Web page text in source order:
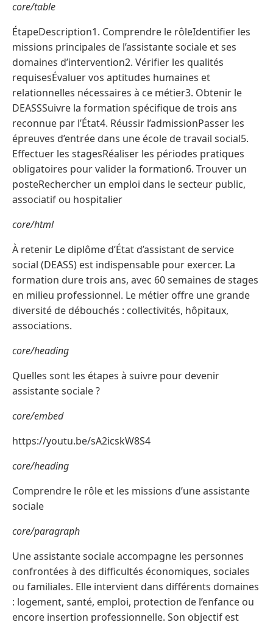
core/table
ÉtapeDescription1. Comprendre le rôleIdentifier les
missions principales de l’assistante sociale et ses
domaines d’intervention2. Vérifier les qualités
requisesÉvaluer vos aptitudes humaines et
relationnelles nécessaires à ce métier3. Obtenir le
DEASSSuivre la formation spécifique de trois ans
reconnue par l’État4. Réussir l’admissionPasser les
épreuves d’entrée dans une école de travail social5.
Effectuer les stagesRéaliser les périodes pratiques
obligatoires pour valider la formation6. Trouver un
posteRechercher un emploi dans le secteur public,
associatif ou hospitalier
core/html
À retenir Le diplôme d’État d’assistant de service
social (DEASS) est indispensable pour exercer. La
formation dure trois ans, avec 60 semaines de stages
en milieu professionnel. Le métier offre une grande
diversité de débouchés : collectivités, hôpitaux,
associations.
core/heading
Quelles sont les étapes à suivre pour devenir
assistante sociale ?
core/embed
https://youtu.be/sA2icskW8S4
core/heading
Comprendre le rôle et les missions d’une assistante
sociale
core/paragraph
Une assistante sociale accompagne les personnes
confrontées à des difficultés économiques, sociales
ou familiales. Elle intervient dans différents domaines
: logement, santé, emploi, protection de l’enfance ou
encore insertion professionnelle. Son objectif est